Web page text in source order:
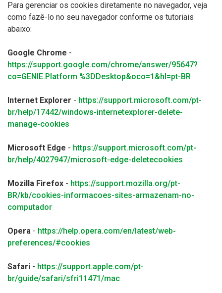
Para gerenciar os cookies diretamente no navegador, veja
como fazê-lo no seu navegador conforme os tutoriais
abaixo:
Google Chrome -
https://support.google.com/chrome/answer/95647?
co=GENIE.Platform %3DDesktop&oco=1&hl=pt-BR
Internet Explorer - https://support.microsoft.com/pt-
br/help/17442/windows-internetexplorer-delete-
manage-cookies
Microsoft Edge - https://support.microsoft.com/pt-
br/help/4027947/microsoft-edge-deletecookies
Mozilla Firefox - https://support.mozilla.org/pt-
BR/kb/cookies-informacoes-sites-armazenam-no-
computador
Opera - https://help.opera.com/en/latest/web-
preferences/#cookies
Safari - https://support.apple.com/pt-
br/guide/safari/sfri11471/mac